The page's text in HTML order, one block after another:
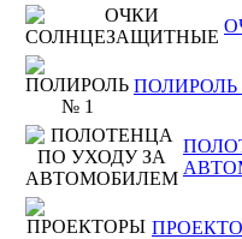
ПОЛИРОЛЬ